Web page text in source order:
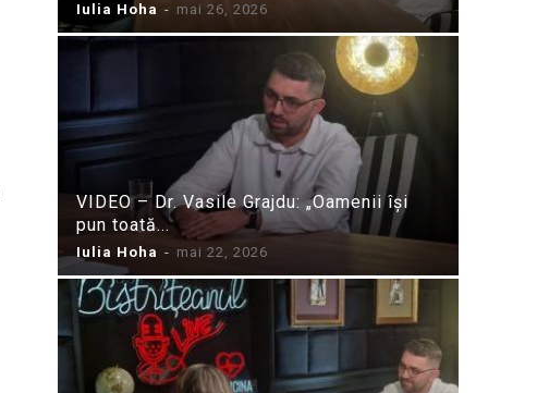
Iulia Hoha - mai 26, 2026
VIDEO – Dr. Vasile Grajdu: „Oamenii își
pun toată...
Iulia Hoha - mai 22, 2026